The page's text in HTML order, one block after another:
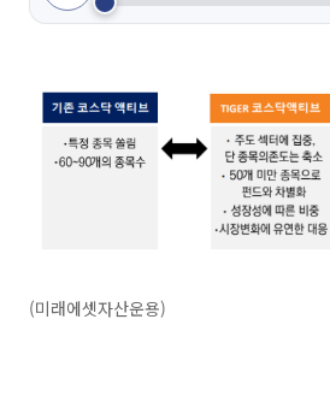
(미래에셋자산운용)